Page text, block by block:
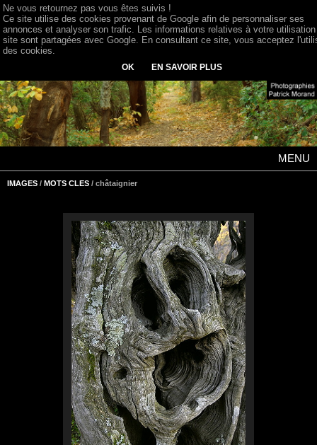
MENU
IMAGES / MOTS CLES / châtaignier
Ne vous retournez pas vous êtes suivis !
Ce site utilise des cookies provenant de Google afin de personnaliser ses
annonces et analyser son trafic. Les informations relatives à votre
site sont partagées avec Google. En consultant ce site, vous acceptez
des cookies.
OK EN SAVOIR PLUS